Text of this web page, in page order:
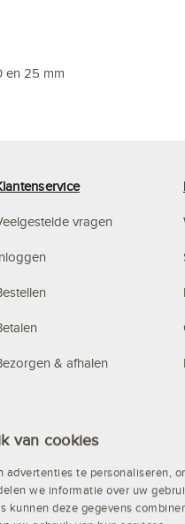
van cookies
advertenties te personaliseren,
we informatie over uw
kunnen deze gegevens
en 25 mm
vragen
& afhalen
voorwaarden